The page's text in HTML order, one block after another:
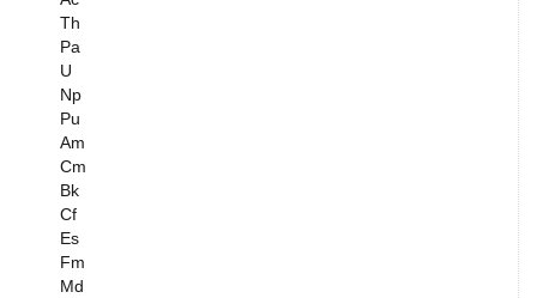
Th
Pa
U
Np
Pu
Am
Cm
Bk
Cf
Es
Fm
Md